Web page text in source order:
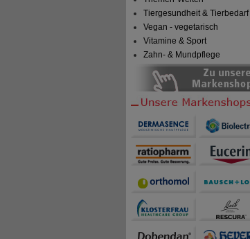
Tiergesundheit & Tierbedarf
Vegan - vegetarisch
Vitamine & Sport
Zahn- & Mundpflege